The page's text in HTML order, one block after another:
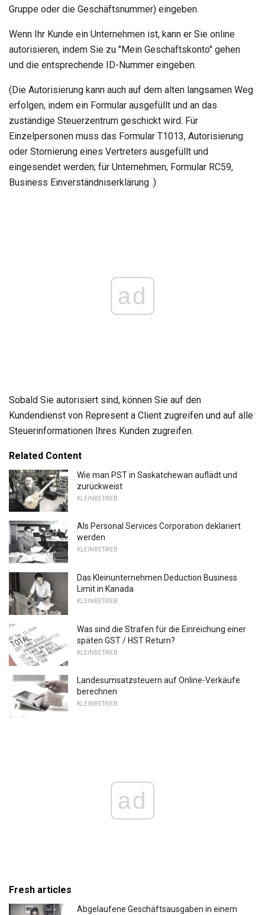
Gruppe oder die Geschäftsnummer) eingeben.
Wenn Ihr Kunde ein Unternehmen ist, kann er Sie online
autorisieren, indem Sie zu "Mein Geschäftskonto" gehen
und die entsprechende ID-Nummer eingeben.
(Die Autorisierung kann auch auf dem alten langsamen Weg
erfolgen, indem ein Formular ausgefüllt und an das
zuständige Steuerzentrum geschickt wird. Für
Einzelpersonen muss das Formular T1013, Autorisierung
oder Stornierung eines Vertreters ausgefüllt und
eingesendet werden; für Unternehmen, Formular RC59,
Business Einverständniserklärung .)
ad
Sobald Sie autorisiert sind, können Sie auf den
Kundendienst von Represent a Client zugreifen und auf alle
Steuerinformationen Ihres Kunden zugreifen.
Related Content
Wie man PST in Saskatchewan auflädt und
zurückweist
KLEINBETRIEB
Als Personal Services Corporation deklariert
werden
KLEINBETRIEB
Das Kleinunternehmen Deduction Business
Limit in Kanada
KLEINBETRIEB
Was sind die Strafen für die Einreichung einer
späten GST / HST Return?
KLEINBETRIEB
Landesumsatzsteuern auf Online-Verkäufe
berechnen
KLEINBETRIEB
ad
Fresh articles
Abgelaufene Geschäftsausgaben in einem